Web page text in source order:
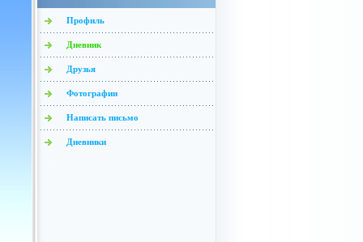
Профиль
Дневник
Друзья
Фотографии
Написать письмо
Дневники